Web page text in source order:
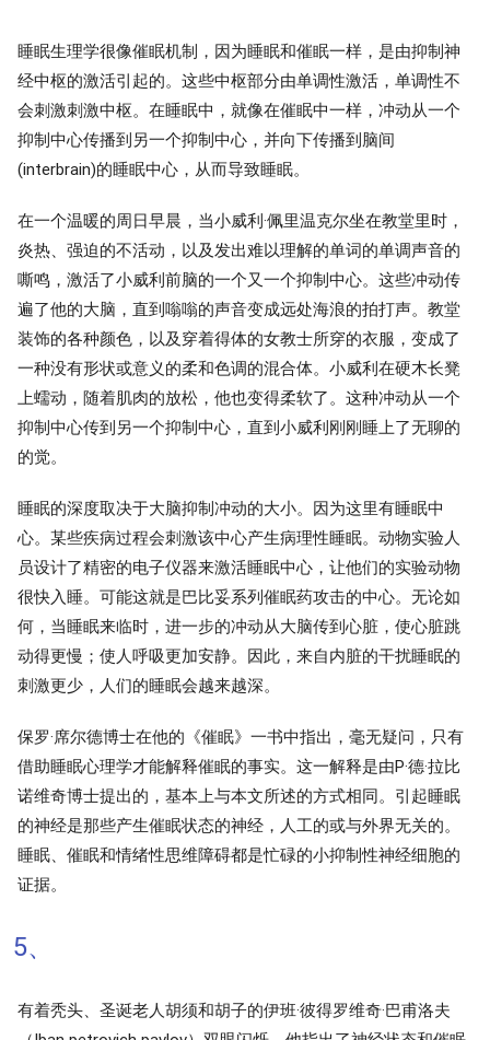
睡眠生理学很像催眠机制，因为睡眠和催眠一样，是由抑制神
经中枢的激活引起的。这些中枢部分由单调性激活，单调性不
会刺激刺激中枢。在睡眠中，就像在催眠中一样，冲动从一个
抑制中心传播到另一个抑制中心，并向下传播到脑间
(interbrain)的睡眠中心，从而导致睡眠。
在一个温暖的周日早晨，当小威利·佩里温克尔坐在教堂里时，
炎热、强迫的不活动，以及发出难以理解的单词的单调声音的
嘶鸣，激活了小威利前脑的一个又一个抑制中心。这些冲动传
遍了他的大脑，直到嗡嗡的声音变成远处海浪的拍打声。教堂
装饰的各种颜色，以及穿着得体的女教士所穿的衣服，变成了
一种没有形状或意义的柔和色调的混合体。小威利在硬木长凳
上蠕动，随着肌肉的放松，他也变得柔软了。这种冲动从一个
抑制中心传到另一个抑制中心，直到小威利刚刚睡上了无聊的
的觉。
睡眠的深度取决于大脑抑制冲动的大小。因为这里有睡眠中
心。某些疾病过程会刺激该中心产生病理性睡眠。动物实验人
员设计了精密的电子仪器来激活睡眠中心，让他们的实验动物
很快入睡。可能这就是巴比妥系列催眠药攻击的中心。无论如
何，当睡眠来临时，进一步的冲动从大脑传到心脏，使心脏跳
动得更慢；使人呼吸更加安静。因此，来自内脏的干扰睡眠的
刺激更少，人们的睡眠会越来越深。
保罗·席尔德博士在他的《催眠》一书中指出，毫无疑问，只有
借助睡眠心理学才能解释催眠的事实。这一解释是由P·德·拉比
诺维奇博士提出的，基本上与本文所述的方式相同。引起睡眠
的神经是那些产生催眠状态的神经，人工的或与外界无关的。
睡眠、催眠和情绪性思维障碍都是忙碌的小抑制性神经细胞的
证据。
5、
有着秃头、圣诞老人胡须和胡子的伊班·彼得罗维奇·巴甫洛夫